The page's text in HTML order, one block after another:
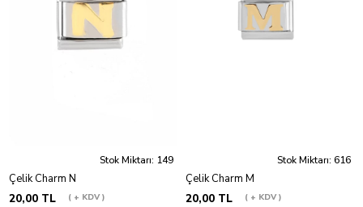
Stok Miktarı: 149
Çelik Charm N
20,00 TL
+ KDV
Stok Miktarı: 616
Çelik Charm M
20,00 TL
+ KDV